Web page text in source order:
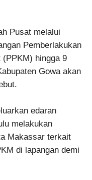
Pusat melalui
Pemberlakukan
hingga 9
Gowa akan
edaran
melakukan
Makassar terkait
di lapangan demi